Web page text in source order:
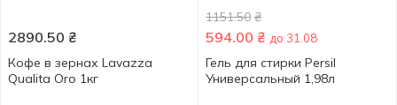
2890.50 ₴
Кофе в зернах Lavazza
Qualita Oro 1кг
1151.50 ₴
594.00 ₴ до 31.08
Гель для стирки Persil
Универсальный 1,98л